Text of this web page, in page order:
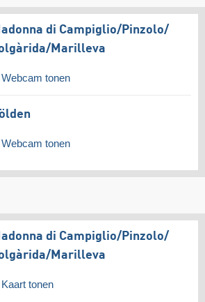
di Campiglio/​Pinzolo/​
​Marilleva
tonen
tonen
di Campiglio/​Pinzolo/​
​Marilleva
tonen